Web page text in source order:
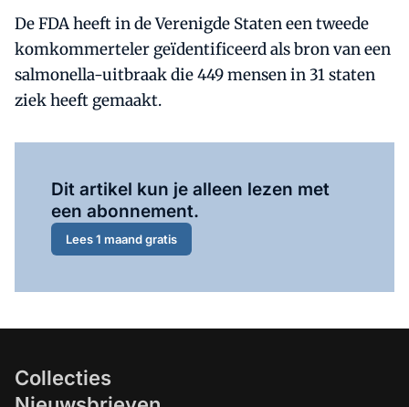
De FDA heeft in de Verenigde Staten een tweede
komkommerteler geïdentificeerd als bron van een
salmonella-uitbraak die 449 mensen in 31 staten
ziek heeft gemaakt.
Dit artikel kun je alleen lezen met
een abonnement.
Lees 1 maand gratis
Collecties